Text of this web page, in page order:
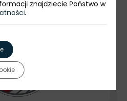
znajdziecie Państwo w
.